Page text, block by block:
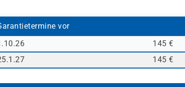
vor
145 €
145 €